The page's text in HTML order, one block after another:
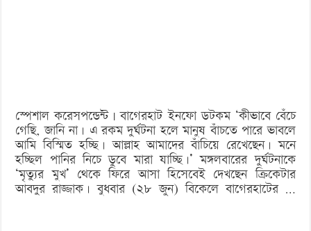
স্পেশাল করেসপন্ডেন্ট | বাগেরহাট ইনফো ডটকম ‘কীভাবে বেঁচে
গেছি, জানি না। এ রকম দুর্ঘটনা হলে মানুষ বাঁচতে পারে ভাবলে
আমি বিস্মিত হচ্ছি। আল্লাহ আমাদের বাঁচিয়ে রেখেছেন। মনে
হচ্ছিল পানির নিচে ডুবে মারা যাচ্ছি।’ মঙ্গলবারের দুর্ঘটনাকে
‘মৃত্যুর মুখ’ থেকে ফিরে আসা হিসেবেই দেখছেন ক্রিকেটার
আবদুর রাজ্জাক। বুধবার (২৮ জুন) বিকেলে বাগেরহাটের …